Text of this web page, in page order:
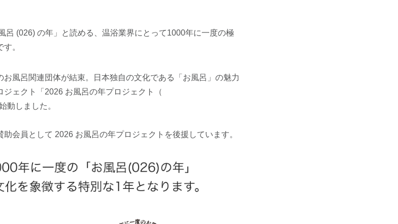
呂 (026) の年」と読める、温浴業界にとって1000年に一度の極
。
風呂関連団体が結束。日本独自の文化である「お風呂」の魅力
ェクト「2026 お風呂の年プロジェクト（
動しました。
会員として 2026 お風呂の年プロジェクトを後援しています。